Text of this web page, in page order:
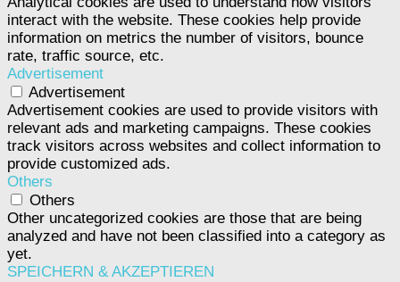
interact with the website. These cookies help provide
information on metrics the number of visitors, bounce
rate, traffic source, etc.
Advertisement
Advertisement
Advertisement cookies are used to provide visitors with
relevant ads and marketing campaigns. These cookies
track visitors across websites and collect information to
provide customized ads.
Others
Others
Other uncategorized cookies are those that are being
analyzed and have not been classified into a category as
yet.
SPEICHERN & AKZEPTIEREN